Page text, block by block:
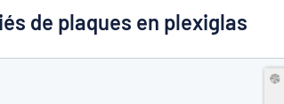
Vous ne parvenez pas à trouver ce
de plaques en plexiglas